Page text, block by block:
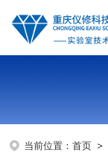
当前位置：首页 >